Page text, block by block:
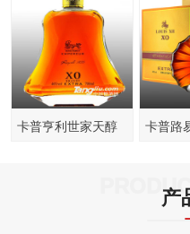
卡普亨利世家天醇
卡普路
产